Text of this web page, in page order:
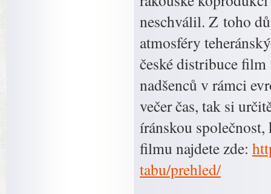
neschválil. Z toho
atmosféry
české distribuce film
nadšenců v rámci
večer čas, tak si
íránskou
filmu najdete zde:
tabu/prehled/